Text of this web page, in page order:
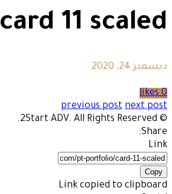
card 11 scaled
ديسمبر 24, 2020
0 likes
previous post next post
© 2Start ADV. All Rights Reserved.
Share:
Link
Copy
Link copied to clipboard